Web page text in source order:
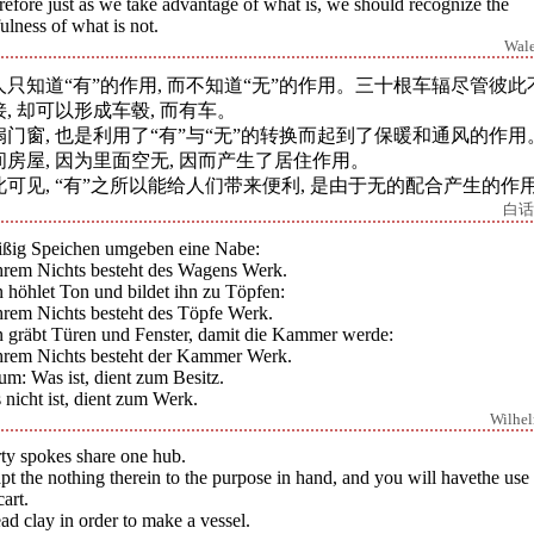
of what is not.
只知道“有”的作用, 而不知道“无”的作用。三十根车辐尽管彼此
, 却可以形成车毂, 而有车。
门窗, 也是利用了“有”与“无”的转换而起到了保暖和通风的作用
房屋, 因为里面空无, 因而产生了居住作用。
可见, “有”之所以能给人们带来便利, 是由于无的配合产生的作
白
Speichen umgeben eine Nabe:
Nichts besteht des Wagens Werk.
höhlet Ton und bildet ihn zu Töpfen:
Nichts besteht des Töpfe Werk.
gräbt Türen und Fenster, damit die Kammer werde:
Nichts besteht der Kammer Werk.
Was ist, dient zum Besitz.
nicht ist, dient zum Werk.
spokes share one hub.
the nothing therein to the purpose in hand, and you will havethe use
clay in order to make a vessel.